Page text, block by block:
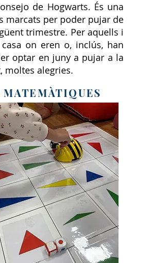
de Hogwarts. És una
marcats per poder pujar de
trimestre. Per aquells i
on eren o, inclús, han
optar en juny a pujar a la
moltes alegries.